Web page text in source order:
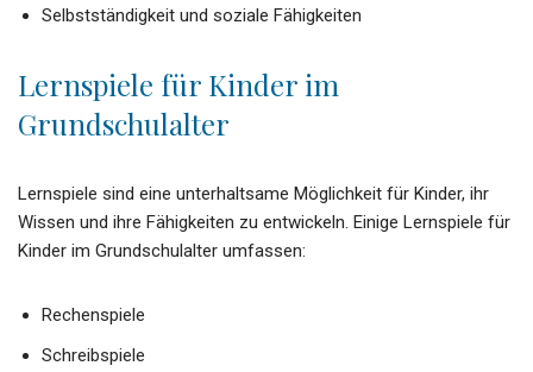
Selbstständigkeit und soziale Fähigkeiten
Lernspiele für Kinder im
Grundschulalter
Lernspiele sind eine unterhaltsame Möglichkeit für Kinder, ihr
Wissen und ihre Fähigkeiten zu entwickeln. Einige Lernspiele für
Kinder im Grundschulalter umfassen:
Rechenspiele
Schreibspiele